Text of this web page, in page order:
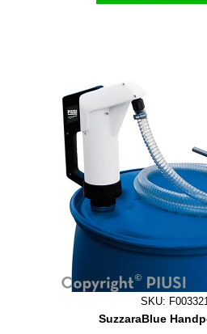
SKU:
SuzzaraBlue